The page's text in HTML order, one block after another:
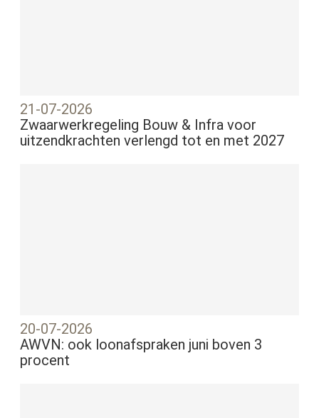
21-07-2026
Zwaarwerkregeling Bouw & Infra voor
uitzendkrachten verlengd tot en met 2027
20-07-2026
AWVN: ook loonafspraken juni boven 3
procent